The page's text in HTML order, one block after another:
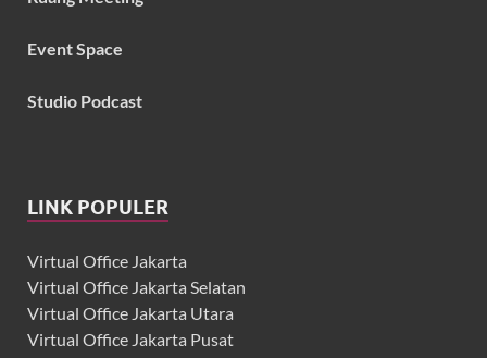
Event Space
Studio Podcast
LINK POPULER
Virtual Office Jakarta
Virtual Office Jakarta Selatan
Virtual Office Jakarta Utara
Virtual Office Jakarta Pusat